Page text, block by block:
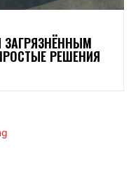
РЕШЕНИЯ